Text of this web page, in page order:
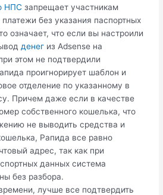
НПС запрещает участникам
без указания паспортных
означает, что если вы настроили
денег из Adsense на
этом не подтвердили
проигнорирует шаблон и
отделение по указанному в
Причем даже если в качестве
собственного кошелька, что
не выводить средства и
Рапида все равно
адрес, так как при
данных система
без разбора.
лучше все подтвердить